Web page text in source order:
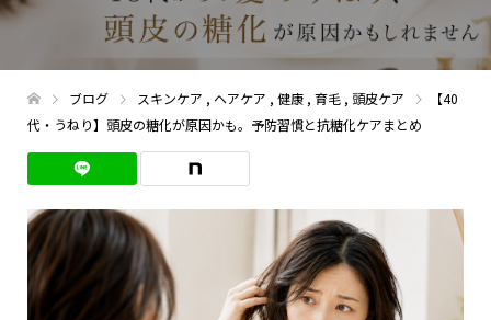
ブログ スキンケア , ヘアケア , 健康 , 育毛 , 頭皮ケア
【40
代・うねり】頭皮の糖化が原因かも。予防習慣と抗糖化ケアまとめ